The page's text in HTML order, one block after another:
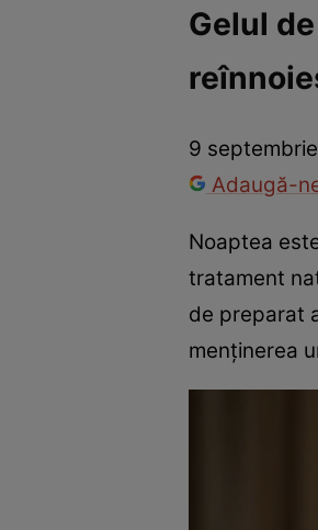
Dragoste și
Gelul
9
Adaugă-
Noaptea
tratament
de preparat
menținerea